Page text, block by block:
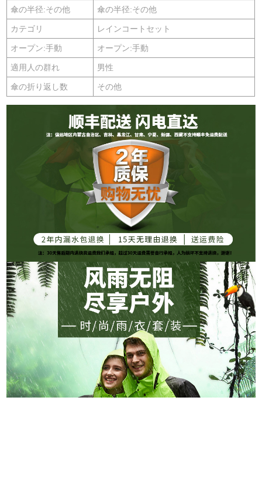
傘の半径:その他 傘の半径:その他
カテゴリ レインコートセット
オープン:手動 オープン:手動
適用人の群れ 男性
傘の折り返し数 その他